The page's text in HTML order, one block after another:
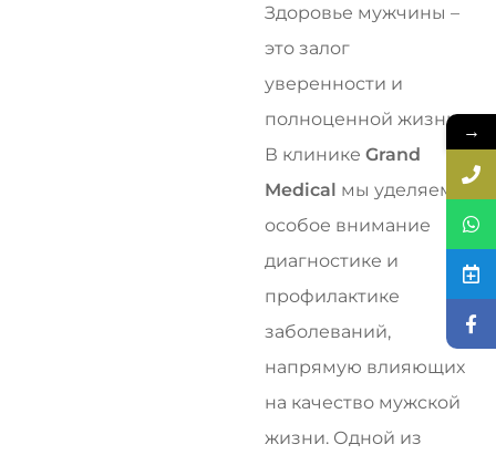
Здоровье мужчины –
это залог
уверенности и
полноценной жизни.
В клинике Grand
Medical мы уделяем
особое внимание
диагностике и
профилактике
заболеваний,
напрямую влияющих
на качество мужской
жизни. Одной из
→